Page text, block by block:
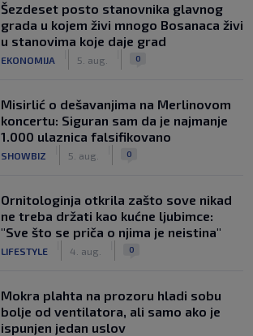
Šezdeset posto stanovnika glavnog
grada u kojem živi mnogo Bosanaca živi
u stanovima koje daje grad
EKONOMIJA 5. aug. 0
Misirlić o dešavanjima na Merlinovom
koncertu: Siguran sam da je najmanje
1.000 ulaznica falsifikovano
SHOWBIZ 5. aug. 0
Ornitologinja otkrila zašto sove nikad
ne treba držati kao kućne ljubimce:
"Sve što se priča o njima je neistina"
LIFESTYLE 4. aug. 0
Mokra plahta na prozoru hladi sobu
bolje od ventilatora, ali samo ako je
ispunjen jedan uslov